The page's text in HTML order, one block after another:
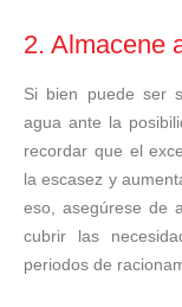
2. Almacene
Si bien puede ser
agua ante la
recordar que el
la escasez y
eso, asegúrese de
cubrir las
periodos de